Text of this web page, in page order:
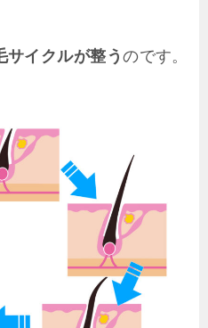
サイクルが整うのです。